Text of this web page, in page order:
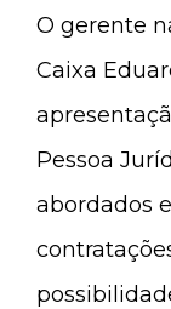
O gerente
Caixa
Pessoa
abordados